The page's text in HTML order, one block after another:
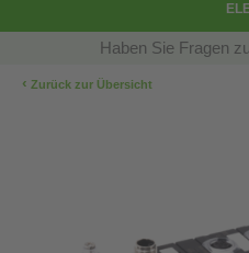
Haben Sie Fragen
‹ Zurück zur Übersicht